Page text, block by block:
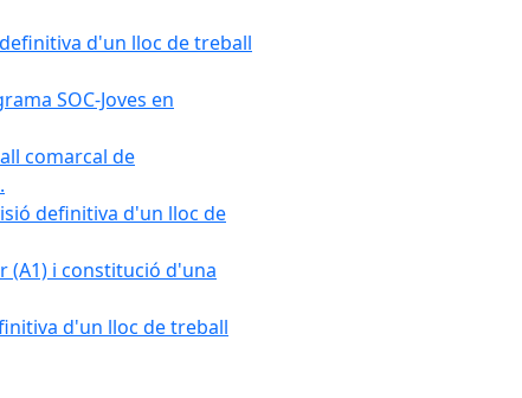
d'un lloc de treball
SOC-Joves en
comarcal de
definitiva d'un lloc de
(A1) i constitució d'una
d'un lloc de treball